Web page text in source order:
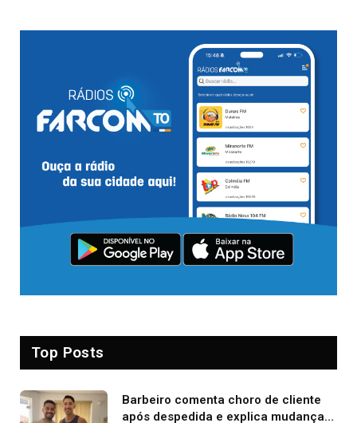
Top Posts
Barbeiro comenta choro de cliente
após despedida e explica mudança